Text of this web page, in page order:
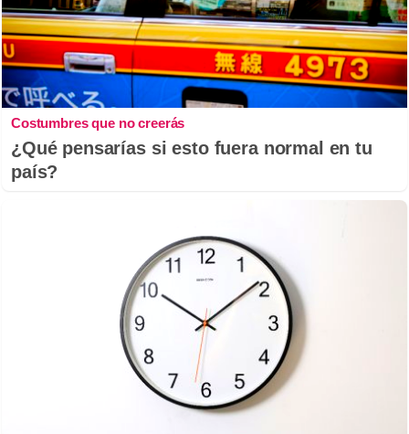
Costumbres que no creerás
¿Qué pensarías si esto fuera normal en tu
país?